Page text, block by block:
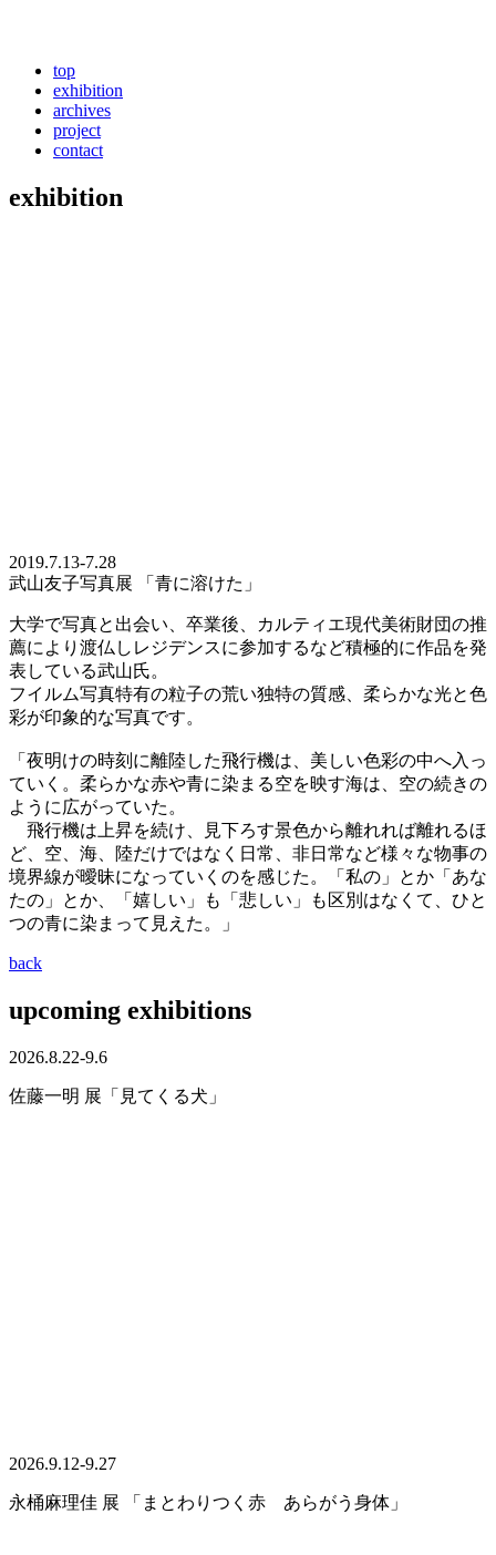
top
exhibition
archives
project
contact
exhibition
2019.7.13-7.28
武山友子写真展 「青に溶けた」
大学で写真と出会い、卒業後、カルティエ現代美術財団の推
薦により渡仏しレジデンスに参加するなど積極的に作品を発
表している武山氏。
フイルム写真特有の粒子の荒い独特の質感、柔らかな光と色
彩が印象的な写真です。
「夜明けの時刻に離陸した飛行機は、美しい色彩の中へ入っ
ていく。柔らかな赤や青に染まる空を映す海は、空の続きの
ように広がっていた。
飛行機は上昇を続け、見下ろす景色から離れれば離れるほ
ど、空、海、陸だけではなく日常、非日常など様々な物事の
境界線が曖昧になっていくのを感じた。「私の」とか「あな
たの」とか、「嬉しい」も「悲しい」も区別はなくて、ひと
つの青に染まって見えた。」
back
upcoming exhibitions
2026.8.22-9.6
佐藤一明 展「見てくる犬」
2026.9.12-9.27
永桶麻理佳 展 「まとわりつく赤 あらがう身体」